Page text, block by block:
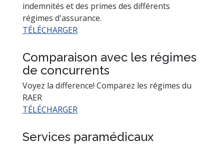
indemnités et des primes des différents
régimes d'assurance.
TÉLÉCHARGER
Comparaison avec les régimes
de concurrents
Voyez la difference! Comparez les régimes du
RAER
TÉLÉCHARGER
Services paramédicaux